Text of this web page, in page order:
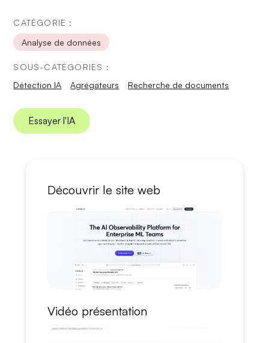
CATÉGORIE :
Analyse de données
SOUS-CATÉGORIES :
Détection IA
Agrégateurs Recherche de documents
Essayer l'IA
Découvrir le site web
Vidéo présentation